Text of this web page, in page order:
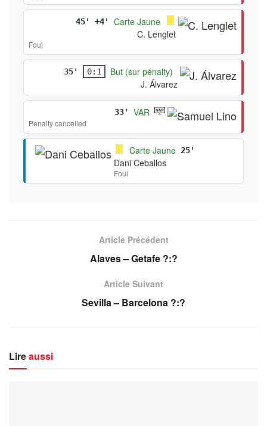
45' +4'
Carte Jaune
C. Lenglet
Foul
35' 0:1
But (sur pénalty)
J. Álvarez
33' VAR
Penalty cancelled
Carte Jaune 25'
Dani Ceballos
Foul
Article Précédent
Alaves – Getafe ?:?
Article Suivant
Sevilla – Barcelona ?:?
Lireaussi